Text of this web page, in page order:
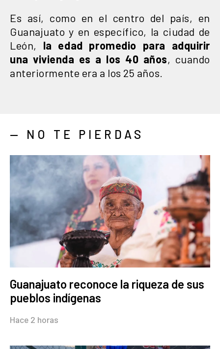
Es así, como en el centro del país, en
Guanajuato y en específico, la ciudad de
León, la edad promedio para adquirir
una vivienda es a los 40 años, cuando
anteriormente era a los 25 años.
— NO TE PIERDAS
Guanajuato reconoce la riqueza de sus
pueblos indígenas
Hace 2 horas